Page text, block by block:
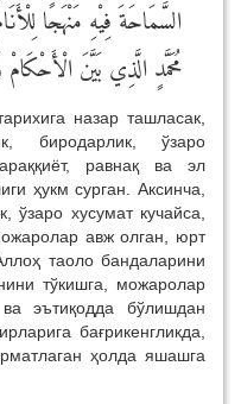
السَّمَاحَةَ فِيْهِ مَنْهَجًا
مُحَمَّدٍ الَّذِي بَيَّنَ الْأَحْكَامْ
назар ташласак,
биродарлик, ўзаро
равнақ ва эл
ҳукм сурган. Аксинча,
ўзаро хусумат кучайса,
авж олган, юрт
таоло бандаларини
тўкишга, можаролар
эътиқодда бўлишдан
бағрикенгликда,
ҳолда яшашга